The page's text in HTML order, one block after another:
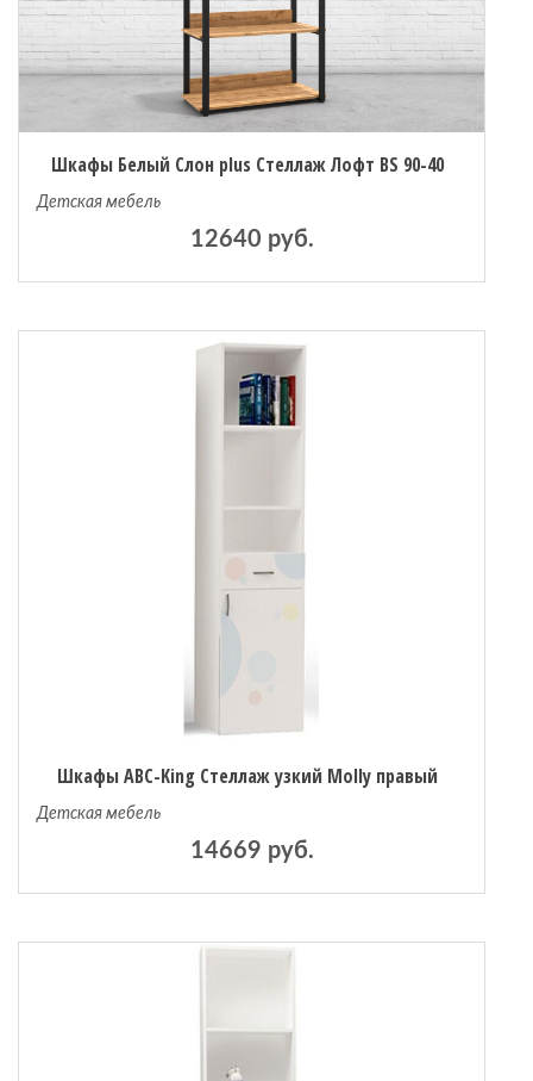
Шкафы Белый Слон plus Стеллаж Лофт BS 90-40
Детская мебель
12640 руб.
Шкафы ABC-King Стеллаж узкий Molly правый
Детская мебель
14669 руб.